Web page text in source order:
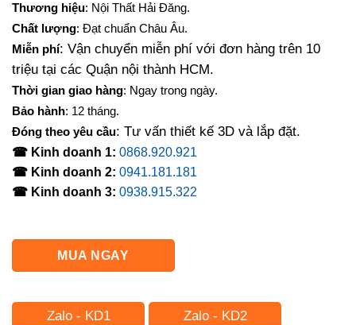
là:
4,500,000₫.
3,200,000₫.
Thương hiệu: Nội Thất Hải Đăng.
Chất lượng: Đạt chuẩn Châu Âu.
Miễn phí: Vận chuyển miễn phí với đơn hàng trên 10
triệu tại các Quận nội thành HCM.
Thời gian giao hàng: Ngay trong ngày.
Bảo hành: 12 tháng.
Đóng theo yêu cầu: Tư vấn thiết kế 3D và lắp đặt.
☎ Kinh doanh 1: 0868.920.921
☎ Kinh doanh 2: 0941.181.181
☎ Kinh doanh 3: 0938.915.322
MUA NGAY
Zalo - KD1 Zalo - KD2